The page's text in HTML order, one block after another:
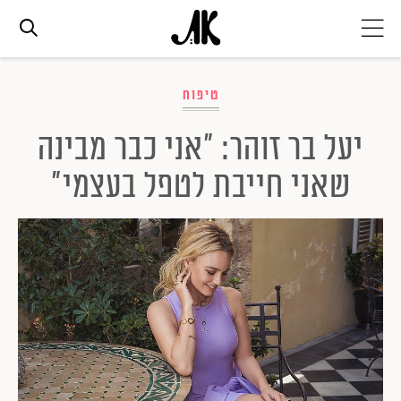
אג׳נדה
אופנה
ביוטי
סלבס
ערוצים נוספים
המגזין
טיפוח
יעל בר זוהר: "אני כבר מבינה
שאני חייבת לטפל בעצמי"